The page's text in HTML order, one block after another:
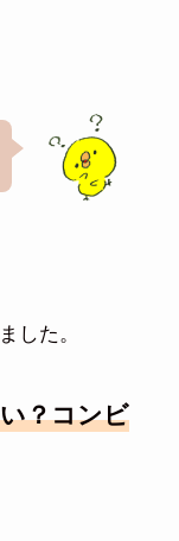
した。
？コンビ